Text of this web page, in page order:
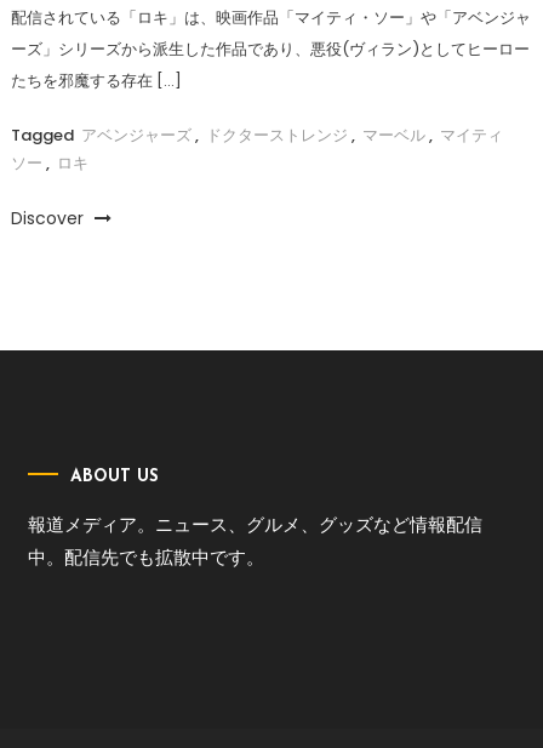
配信されている「ロキ」は、映画作品「マイティ・ソー」や「アベンジャ
ーズ」シリーズから派生した作品であり、悪役(ヴィラン)としてヒーロー
たちを邪魔する存在 […]
Tagged アベンジャーズ, ドクターストレンジ , マーベル, マイティ
ソー , ロキ
Discover
ABOUT US
報道メディア。ニュース、グルメ、グッズなど情報配信
中。配信先でも拡散中です。